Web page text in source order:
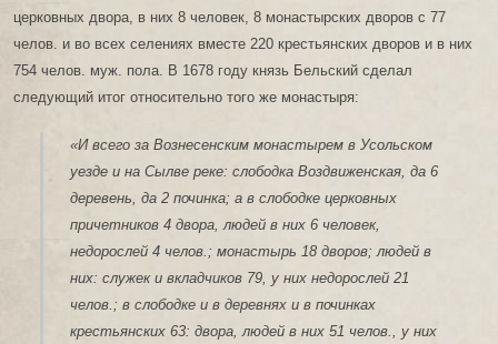
церковных двора, в них 8 человек, 8 монастырских дворов с 77
челов. и во всех селениях вместе 220 крестьянских дворов и в них
754 челов. муж. пола. В 1678 году князь Бельский сделал
следующий итог относительно того же монастыря:
«И всего за Вознесенским монастырем в Усольском
уезде и на Сылве реке: слободка Воздвиженская, да 6
деревень, да 2 починка; а в слободке церковных
причетников 4 двора, людей в них 6 человек,
недорослей 4 челов.; монастырь 18 дворов; людей в
них: служек и вкладчиков 79, у них недорослей 21
челов.; в слободке и в деревнях и в починках
крестьянских 63: двора, людей в них 51 челов., у них